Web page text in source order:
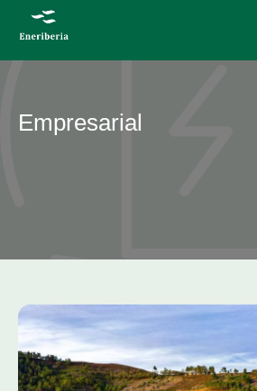
Empresarial